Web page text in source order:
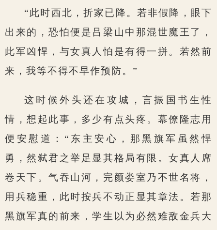
“此时西北，折家已降。若非假降，眼下
出来的，恐怕便是吕梁山中那混世魔王了，
此军凶悍，与女真人怕是有得一拼。若然前
来，我等不得不早作预防。”
这时候外头还在攻城，言振国书生性
情，想起此事，多少有点头疼。幕僚隆志用
便安慰道：“东主安心，那黑旗军虽然悍
勇，然弑君之举足显其格局有限。女真人席
卷天下。气吞山河，完颜娄室乃不世名将，
用兵稳重，此时按兵不动正显其章法。若那
黑旗军真的前来，学生以为必然难敌金兵大